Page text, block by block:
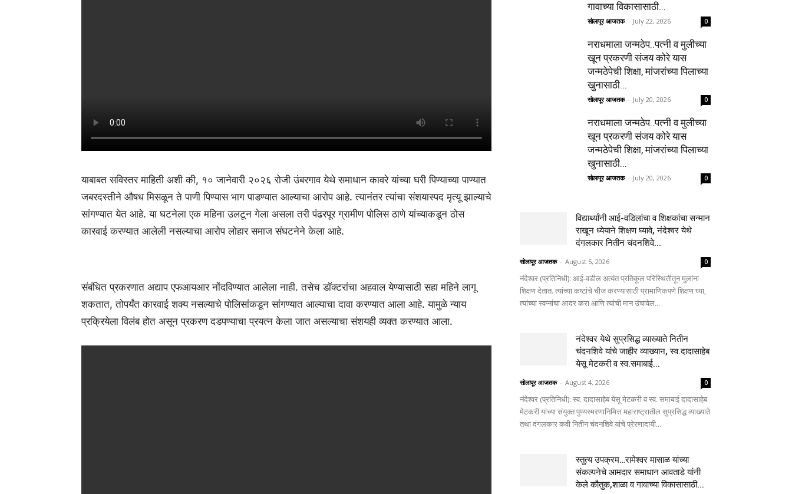
याबाबत सविस्तर माहिती अशी की, १० जानेवारी २०२६ रोजी उंबरगाव येथे समाधान कावरे यांच्या घरी पिण्याच्या पाण्यात
जबरदस्तीने औषध मिसळून ते पाणी पिण्यास भाग पाडण्यात आल्याचा आरोप आहे. त्यानंतर त्यांचा संशयास्पद मृत्यू झाल्याचे
सांगण्यात येत आहे. या घटनेला एक महिना उलटून गेला असला तरी पंढरपूर ग्रामीण पोलिस ठाणे यांच्याकडून ठोस
कारवाई करण्यात आलेली नसल्याचा आरोप लोहार समाज संघटनेने केला आहे.
संबंधित प्रकरणात अद्याप एफआयआर नोंदविण्यात आलेला नाही. तसेच डॉक्टरांचा अहवाल येण्यासाठी सहा महिने लागू
शकतात, तोपर्यंत कारवाई शक्य नसल्याचे पोलिसांकडून सांगण्यात आल्याचा दावा करण्यात आला आहे. यामुळे न्याय
प्रक्रियेला विलंब होत असून प्रकरण दडपण्याचा प्रयत्न केला जात असल्याचा संशयही व्यक्त करण्यात आला.
गावाच्या विकासासाठी...
सोलापूर आजतक - July 22, 2026 0
नराधमाला जन्मठेप..पत्नी व मुलीच्या
खून प्रकरणी संजय कोरे यास
जन्मठेपेची शिक्षा, मांजरांच्या पिलाच्या
खुनासाठी...
सोलापूर आजतक - July 20, 2026 0
नराधमाला जन्मठेप..पत्नी व मुलीच्या
खून प्रकरणी संजय कोरे यास
जन्मठेपेची शिक्षा, मांजरांच्या पिलाच्या
खुनासाठी...
सोलापूर आजतक - July 20, 2026 0
विद्यार्थ्यांनी आई-वडिलांचा व शिक्षकांचा सन्मान
राखून ध्येयाने शिक्षण घ्यावे, नंदेश्वर येथे
दंगलकार नितीन चंदनशिवे...
सोलापूर आजतक - August 5, 2026 0
नंदेश्वर (प्रतिनिधी): आई-वडील अत्यंत प्रतिकूल परिस्थितीतून मुलांना
शिक्षण देतात. त्यांच्या कष्टांचे चीज करण्यासाठी प्रामाणिकपणे शिक्षण घ्या,
त्यांच्या स्वप्नांचा आदर करा आणि त्यांची मान उंचावेल...
नंदेश्वर येथे सुप्रसिद्ध व्याख्याते नितीन
चंदनशिवे यांचे जाहीर व्याख्यान, स्व.दादासाहेब
येसू मेटकरी व स्व.समाबाई...
सोलापूर आजतक - August 4, 2026 0
नंदेश्वर (प्रतिनिधी): स्व. दादासाहेब येसू मेटकरी व स्व. समाबाई दादासाहेब
मेटकरी यांच्या संयुक्त पुण्यस्मरणानिमित्त महाराष्ट्रातील सुप्रसिद्ध व्याख्याते
तथा दंगलकार कवी नितीन चंदनशिवे यांचे प्रेरणादायी...
स्तुत्य उपक्रम…रामेश्वर मासाळ यांच्या
संकल्पनेचे आमदार समाधान आवताडे यांनी
केले कौतुक,शाळा व गावाच्या विकासासाठी...